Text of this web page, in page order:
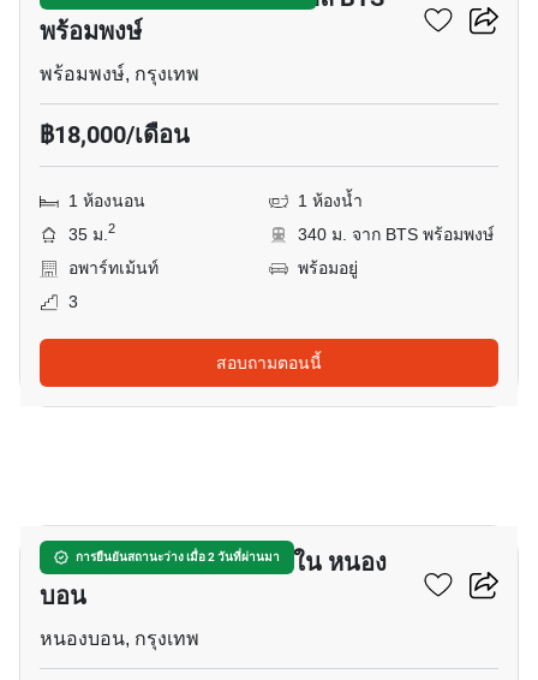
พร้อมพงษ์
พร้อมพงษ์, กรุงเทพ
฿18,000/เดือน
1 ห้องนอน
1 ห้องน้ำ
35 ม.2
340 ม. จาก BTS พร้อมพงษ์
อพาร์ทเม้นท์
พร้อมอยู่
3
สอบถามตอนนี้
การยืนยันสถานะว่าง เมื่อ 2 วันที่ผ่านมา
อพาร์ทเมนต์ 1-ห้องนอน ใน หนอง
บอน
หนองบอน, กรุงเทพ